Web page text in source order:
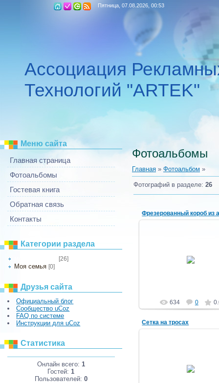
Пятница, 07.08.2026, 00:53
Ассоциация
Технологий "ARTEK"
Меню сайта
Главная страница
Фотоальбомы
Гостевая книга
Обратная связь
Контакты
Категории раздела
[26]
Моя семья [0]
Друзья сайта
Официальный блог
Сообщество uCoz
FAQ по системе
Инструкции для uCoz
Статистика
Онлайн всего: 1
Гостей: 1
Пользователей: 0
Фотоальбомы
Главная » Фотоальбом »
Фотографий в разделе: 26
Вывеска флористического
634 0
Сетка на тросах